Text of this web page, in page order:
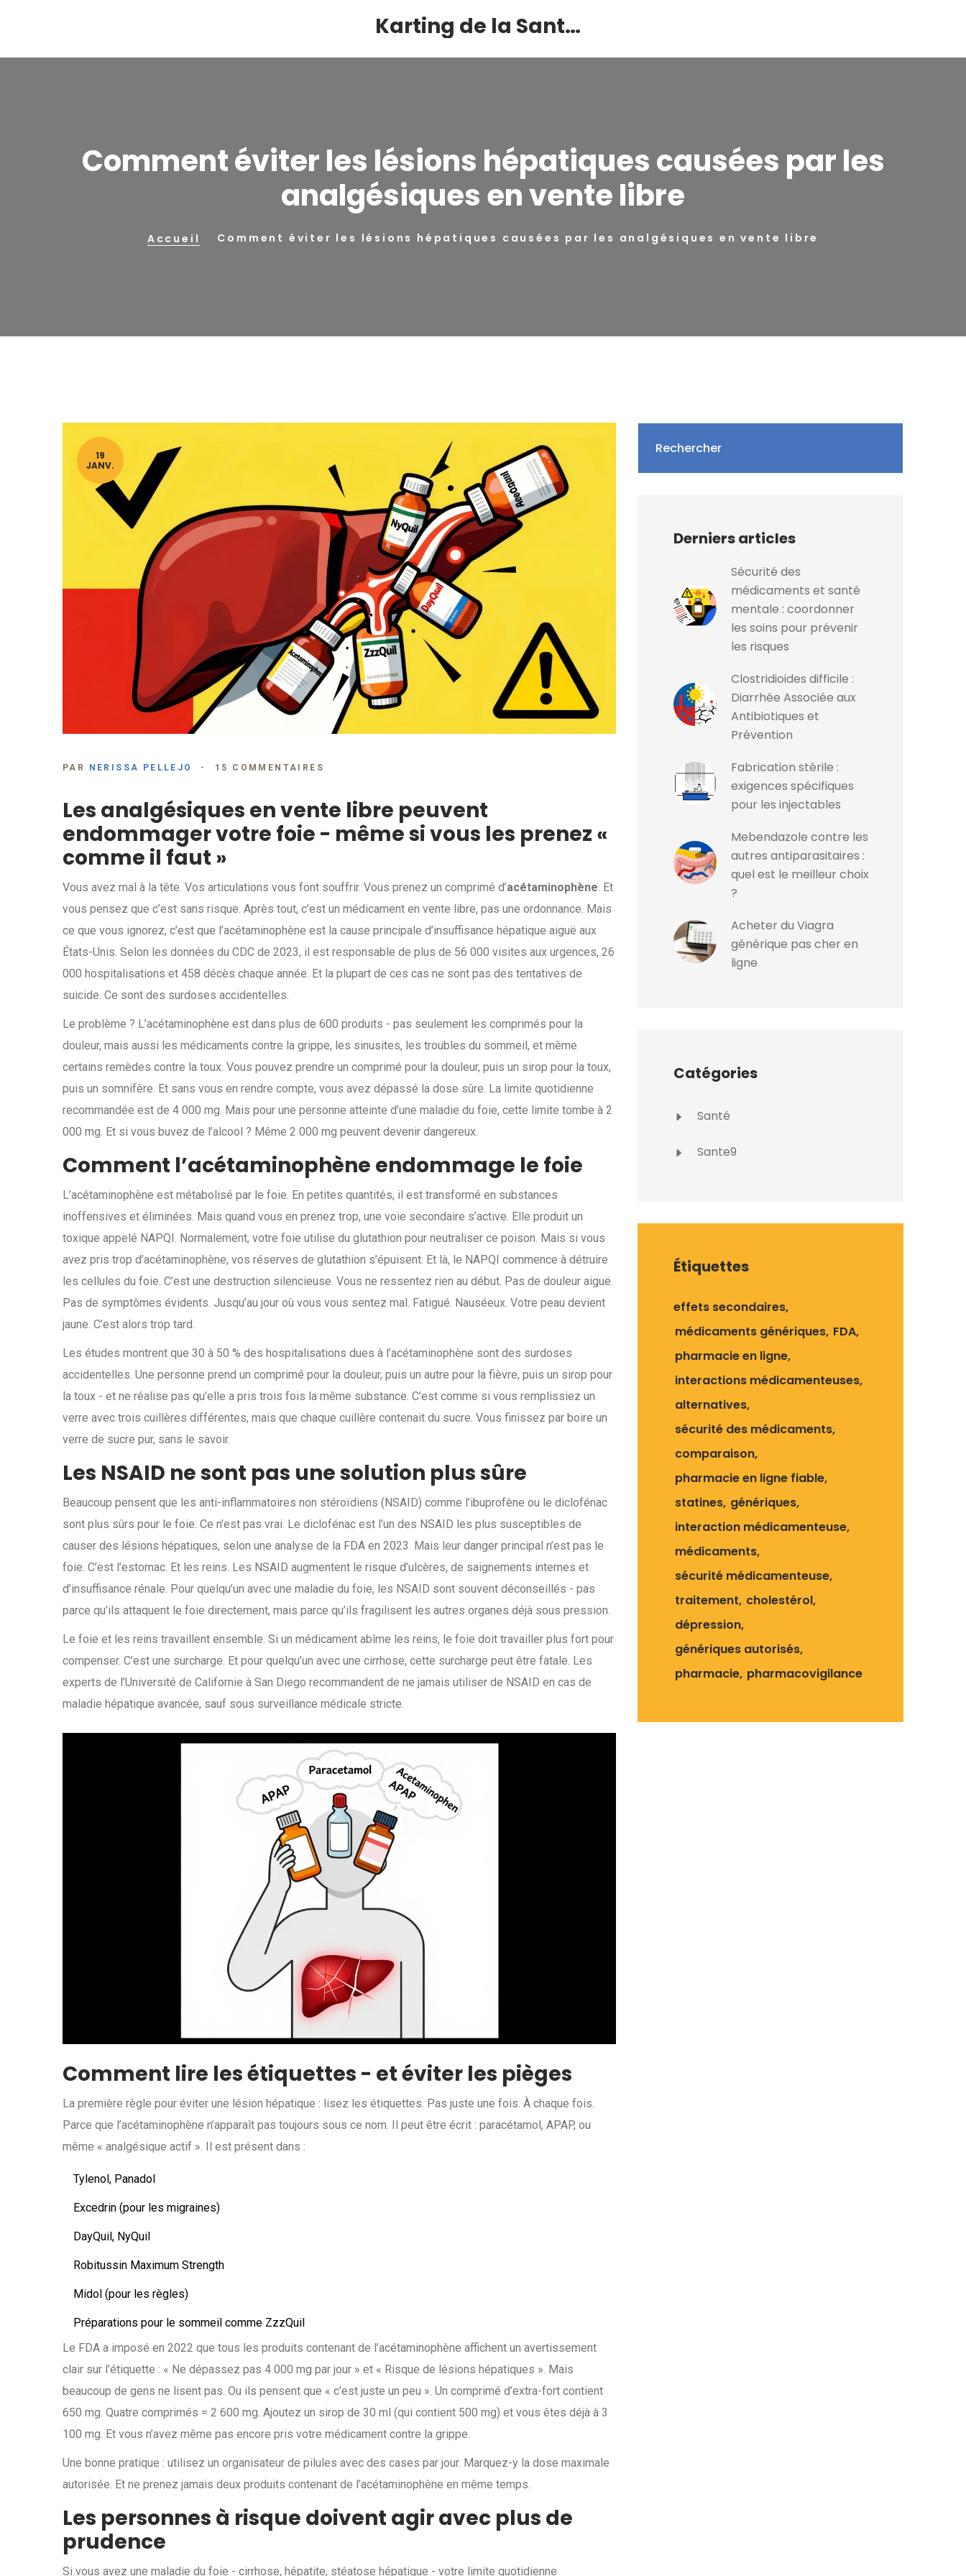
Karting de la Santé – Montalivet
Comment éviter les lésions hépatiques causées par les
analgésiques en vente libre
Accueil Comment éviter les lésions hépatiques causées par les analgésiques en vente libre
19
JANV.
PAR NERISSA PELLEJO 15 COMMENTAIRES
Les analgésiques en vente libre peuvent
endommager votre foie - même si vous les prenez «
comme il faut »
Vous avez mal à la tête. Vos articulations vous font souffrir. Vous prenez un comprimé d’acétaminophène. Et
vous pensez que c’est sans risque. Après tout, c’est un médicament en vente libre, pas une ordonnance. Mais
ce que vous ignorez, c’est que l’acétaminophène est la cause principale d’insuffisance hépatique aiguë aux
États-Unis. Selon les données du CDC de 2023, il est responsable de plus de 56 000 visites aux urgences, 26
000 hospitalisations et 458 décès chaque année. Et la plupart de ces cas ne sont pas des tentatives de
suicide. Ce sont des surdoses accidentelles.
Le problème ? L’acétaminophène est dans plus de 600 produits - pas seulement les comprimés pour la
douleur, mais aussi les médicaments contre la grippe, les sinusites, les troubles du sommeil, et même
certains remèdes contre la toux. Vous pouvez prendre un comprimé pour la douleur, puis un sirop pour la toux,
puis un somnifère. Et sans vous en rendre compte, vous avez dépassé la dose sûre. La limite quotidienne
recommandée est de 4 000 mg. Mais pour une personne atteinte d’une maladie du foie, cette limite tombe à 2
000 mg. Et si vous buvez de l’alcool ? Même 2 000 mg peuvent devenir dangereux.
Comment l’acétaminophène endommage le foie
L’acétaminophène est métabolisé par le foie. En petites quantités, il est transformé en substances
inoffensives et éliminées. Mais quand vous en prenez trop, une voie secondaire s’active. Elle produit un
toxique appelé NAPQI. Normalement, votre foie utilise du glutathion pour neutraliser ce poison. Mais si vous
avez pris trop d’acétaminophène, vos réserves de glutathion s’épuisent. Et là, le NAPQI commence à détruire
les cellules du foie. C’est une destruction silencieuse. Vous ne ressentez rien au début. Pas de douleur aiguë.
Pas de symptômes évidents. Jusqu’au jour où vous vous sentez mal. Fatigué. Nauséeux. Votre peau devient
jaune. C’est alors trop tard.
Les études montrent que 30 à 50 % des hospitalisations dues à l’acétaminophène sont des surdoses
accidentelles. Une personne prend un comprimé pour la douleur, puis un autre pour la fièvre, puis un sirop pour
la toux - et ne réalise pas qu’elle a pris trois fois la même substance. C’est comme si vous remplissiez un
verre avec trois cuillères différentes, mais que chaque cuillère contenait du sucre. Vous finissez par boire un
verre de sucre pur, sans le savoir.
Les NSAID ne sont pas une solution plus sûre
Beaucoup pensent que les anti-inflammatoires non stéroïdiens (NSAID) comme l’ibuprofène ou le diclofénac
sont plus sûrs pour le foie. Ce n’est pas vrai. Le diclofénac est l’un des NSAID les plus susceptibles de
causer des lésions hépatiques, selon une analyse de la FDA en 2023. Mais leur danger principal n’est pas le
foie. C’est l’estomac. Et les reins. Les NSAID augmentent le risque d’ulcères, de saignements internes et
d’insuffisance rénale. Pour quelqu’un avec une maladie du foie, les NSAID sont souvent déconseillés - pas
parce qu’ils attaquent le foie directement, mais parce qu’ils fragilisent les autres organes déjà sous pression.
Le foie et les reins travaillent ensemble. Si un médicament abîme les reins, le foie doit travailler plus fort pour
compenser. C’est une surcharge. Et pour quelqu’un avec une cirrhose, cette surcharge peut être fatale. Les
experts de l’Université de Californie à San Diego recommandent de ne jamais utiliser de NSAID en cas de
maladie hépatique avancée, sauf sous surveillance médicale stricte.
Comment lire les étiquettes - et éviter les pièges
La première règle pour éviter une lésion hépatique : lisez les étiquettes. Pas juste une fois. À chaque fois.
Parce que l’acétaminophène n’apparaît pas toujours sous ce nom. Il peut être écrit : paracétamol, APAP, ou
même « analgésique actif ». Il est présent dans :
Tylenol, Panadol
Excedrin (pour les migraines)
DayQuil, NyQuil
Robitussin Maximum Strength
Midol (pour les règles)
Préparations pour le sommeil comme ZzzQuil
Le FDA a imposé en 2022 que tous les produits contenant de l’acétaminophène affichent un avertissement
clair sur l’étiquette : « Ne dépassez pas 4 000 mg par jour » et « Risque de lésions hépatiques ». Mais
beaucoup de gens ne lisent pas. Ou ils pensent que « c’est juste un peu ». Un comprimé d’extra-fort contient
650 mg. Quatre comprimés = 2 600 mg. Ajoutez un sirop de 30 ml (qui contient 500 mg) et vous êtes déjà à 3
100 mg. Et vous n’avez même pas encore pris votre médicament contre la grippe.
Une bonne pratique : utilisez un organisateur de pilules avec des cases par jour. Marquez-y la dose maximale
autorisée. Et ne prenez jamais deux produits contenant de l’acétaminophène en même temps.
Les personnes à risque doivent agir avec plus de
prudence
Si vous avez une maladie du foie - cirrhose, hépatite, stéatose hépatique - votre limite quotidienne
Rechercher
Derniers articles
Sécurité des
médicaments et santé
mentale : coordonner
les soins pour prévenir
les risques
Clostridioides difficile :
Diarrhée Associée aux
Antibiotiques et
Prévention
Fabrication stérile :
exigences spécifiques
pour les injectables
Mebendazole contre les
autres antiparasitaires :
quel est le meilleur choix
?
Acheter du Viagra
générique pas cher en
ligne
Catégories
Santé
Sante9
Étiquettes
effets secondaires
médicaments génériques FDA
pharmacie en ligne
interactions médicamenteuses
alternatives
sécurité des médicaments
comparaison
pharmacie en ligne fiable
statines génériques
interaction médicamenteuse
médicaments
sécurité médicamenteuse
traitement cholestérol
dépression
génériques autorisés
pharmacie pharmacovigilance